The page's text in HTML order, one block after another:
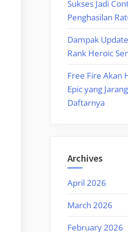
Sukses Jadi
Penghasilan
Dampak
Rank Heroic
Free Fire Akan
Epic yang
Daftarnya
Archives
April 2026
March 2026
February 2026